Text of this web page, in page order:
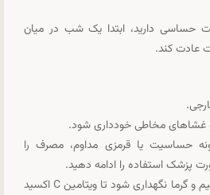
حساسی دارید، ابتدا یک شب در میان
عادت کند.
غشاهای مخاطی خودداری شود.
حساسیت یا قرمزی مداوم، مصرف را
پزشک استفاده را ادامه دهید.
حتماً دور از نور مستقیم و گرما نگهداری شود تا ویتامین C اکسید